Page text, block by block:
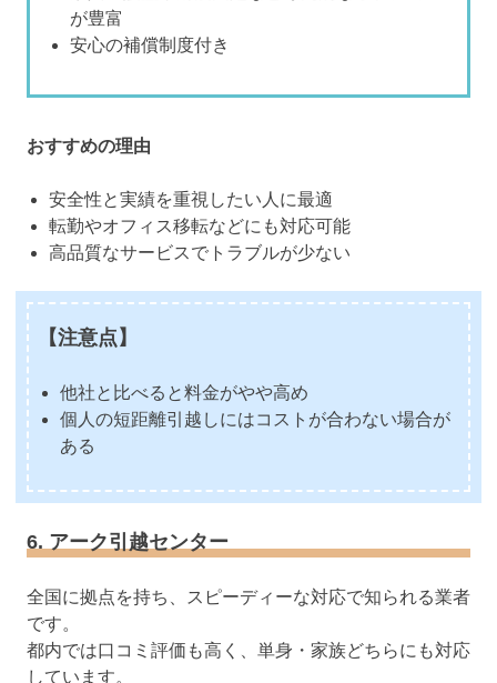
が豊富
安心の補償制度付き
おすすめの理由
安全性と実績を重視したい人に最適
転勤やオフィス移転などにも対応可能
高品質なサービスでトラブルが少ない
【注意点】
他社と比べると料金がやや高め
個人の短距離引越しにはコストが合わない場合が
ある
6. アーク引越センター
全国に拠点を持ち、スピーディーな対応で知られる業者
です。
都内では口コミ評価も高く、単身・家族どちらにも対応
しています。